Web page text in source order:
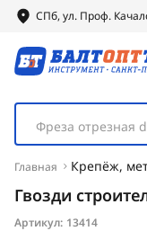
СПб, ул. Проф.
Фреза отрезная
Главная Крепёж,
Гвозди
Артикул: 13414